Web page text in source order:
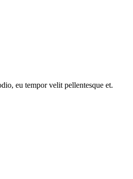
eu tempor velit pellentesque et.